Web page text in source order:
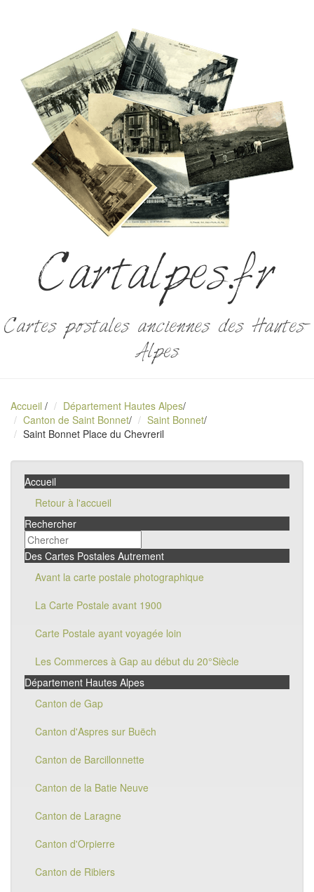
Cartalpes.fr
Cartes postales anciennes des Hautes-
Alpes
Accueil / Département Hautes Alpes/
Canton de Saint Bonnet/ Saint Bonnet/
Saint Bonnet Place du Chevreril
Accueil
Retour à l'accueil
Rechercher
Des Cartes Postales Autrement
Avant la carte postale photographique
La Carte Postale avant 1900
Carte Postale ayant voyagée loin
Les Commerces à Gap au début du 20°Siècle
Département Hautes Alpes
Canton de Gap
Canton d'Aspres sur Buëch
Canton de Barcillonnette
Canton de la Batie Neuve
Canton de Laragne
Canton d'Orpierre
Canton de Ribiers